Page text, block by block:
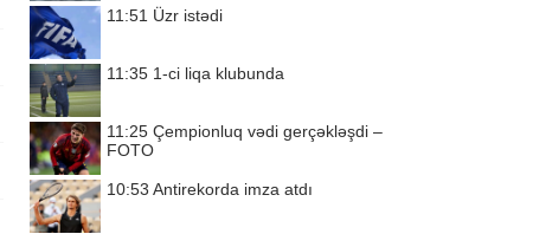
11:51 Üzr istədi
11:35 1-ci liqa klubunda
11:25 Çempionluq vədi gerçəkləşdi –
FOTO
10:53 Antirekorda imza atdı